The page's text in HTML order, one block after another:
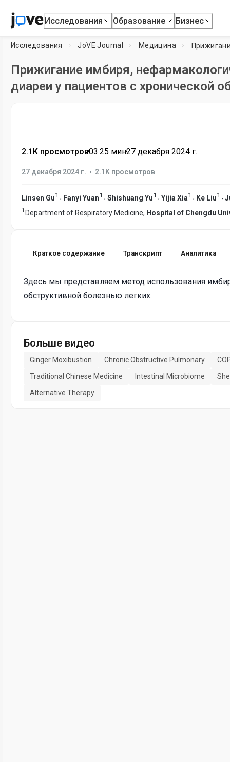
Исследования Образование Бизнес
Исследования JoVE Journal Медицина
Прижигание имбиря,
диареи у пациентов с хронической
2.1K просмотров•03:25 мин•27 декабря 2024 г.
27 декабря 2024 г. • 2.1K просмотров
Linsen Gu1 , Fanyi Yuan1 , Shishuang Yu1 , Yijia Xia1 , Ke Liu1 ,
1 Department of Respiratory Medicine, Hospital of Chengdu
Краткое содержание Транскрипт Аналитика
Здесь мы представляем метод использования
обструктивной болезнью легких.
Больше видео
Ginger Moxibustion Chronic Obstructive Pulmonary
Traditional Chinese Medicine
Intestinal Microbiome
Alternative Therapy